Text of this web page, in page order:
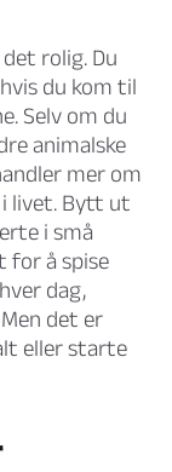
rolig. Du
du kom til
Selv om du
animalske
mer om
i livet. Bytt ut
i små
for å spise
dag,
det er
eller starte